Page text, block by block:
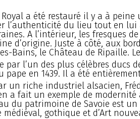
a été restauré il y a à peine
l’authenticité du lieu tout en
A l’intérieur, les fresques
d’origine. Juste à côté, aux
Bains, le Château de Ripaille.
par l’un des plus célèbres ducs
pape en 1439. Il a été
un riche industriel alsacien,
a fait un exemple de modernité
du patrimoine de Savoie est un
gothique et d’Art